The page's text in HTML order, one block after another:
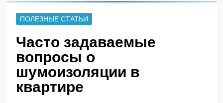
ПОЛЕЗНЫЕ СТАТЬИ
Часто задаваемые
вопросы о
шумоизоляции в
квартире